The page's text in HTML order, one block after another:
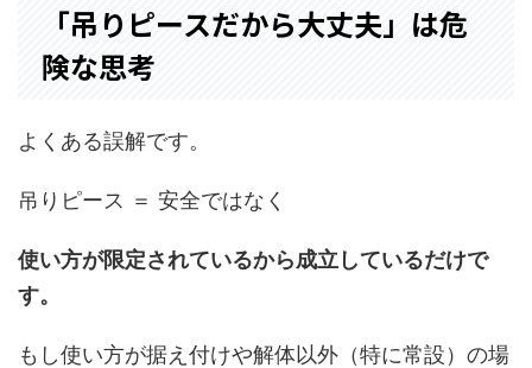
「吊りピースだから大丈夫」は危
険な思考
よくある誤解です。
吊りピース ＝ 安全ではなく
使い方が限定されているから成立しているだけで
す。
もし使い方が据え付けや解体以外（特に常設）の場